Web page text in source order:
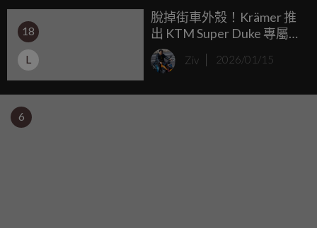
18
L
脫掉街車外殼！Krämer 推
出 KTM Super Duke 專屬賽
道套件，街頭惡魔直上頂
級仿賽Ziv 2026/01/15
6